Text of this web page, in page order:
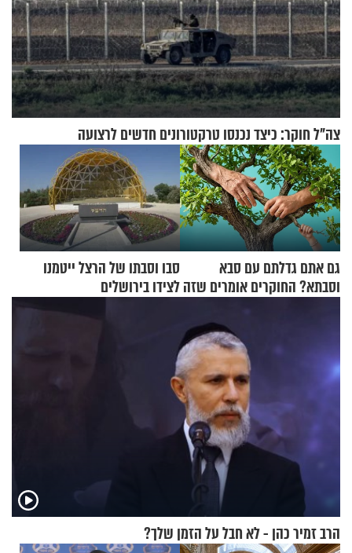
צה"ל חוקר: כיצד נכנסו טרקטורונים חדשים לרצועה
גם אתם גדלתם עם סבא
וסבתא? החוקרים אומרים שזה
סבו וסבתו של הרצל ייטמנו
לצידו בירושלים
הרב זמיר כהן - לא חבל על הזמן שלך?